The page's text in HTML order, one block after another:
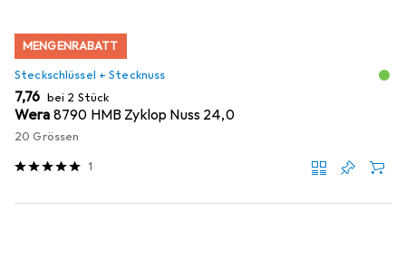
MENGENRABATT
Steckschlüssel + Stecknuss
EUR
7,76 bei 2 Stück
Wera 8790 HMB Zyklop Nuss 24,0
20 Grössen
1